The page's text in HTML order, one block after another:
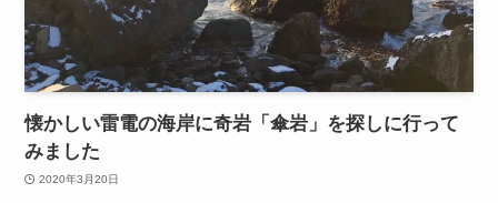
懐かしい雷電の海岸に奇岩「傘岩」を探しに行って
みました
2020年3月20日